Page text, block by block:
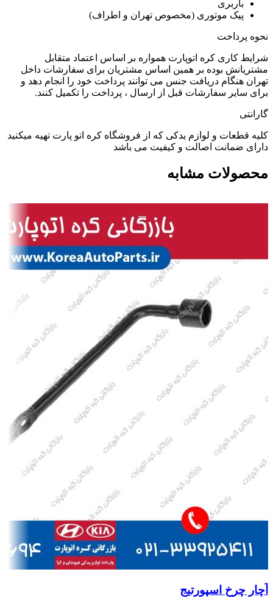
باربری
پیک موتوری (مخصوص تهران و اطراف)
نحوه پرداخت
شرایط کاری کره اتوپارت همواره بر اساس اعتماد متقابل
مشتریانش بوده بر همین اساس مشتریان برای سفارشات داخل
تهران هنگام دریافت جنس می توانند پرداخت خود را انجام دهد و
برای سایر سفارشات قبل از ارسال ، پرداخت را تکمیل کنند.
گارانتی
کلیه قطعات و لوازم یدکی که از فروشگاه کره اتو پارت تهیه میکنید
دارای ضمانت اصالت و کیفیت می باشد
محصولات مشابه
آچار چرخ اسپورتیج